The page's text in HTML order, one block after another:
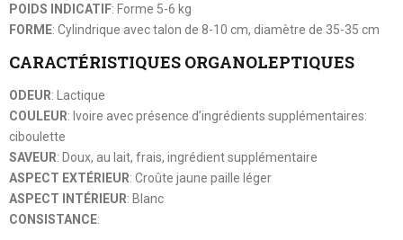
POIDS INDICATIF: Forme 5-6 kg
FORME: Cylindrique avec talon de 8-10 cm, diamètre de 35-35 cm
CARACTÉRISTIQUES ORGANOLEPTIQUES
ODEUR: Lactique
COULEUR: Ivoire avec présence d’ingrédients supplémentaires:
ciboulette
SAVEUR: Doux, au lait, frais, ingrédient supplémentaire
ASPECT EXTÉRIEUR: Croûte jaune paille léger
ASPECT INTÉRIEUR: Blanc
CONSISTANCE: